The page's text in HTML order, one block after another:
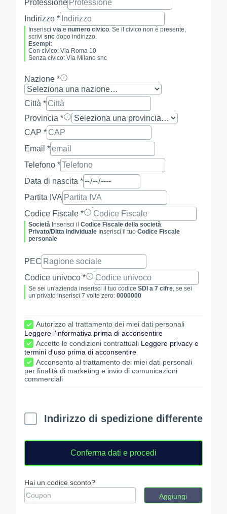
Professione
Indirizzo *
Inserisci via e numero civico. Se il civico non è presente,
scrivi snc dopo indirizzo.
Esempi:
Con civico: Via Roma 10
Senza civico: Via Milano snc
Nazione *
Città *
Provincia *
CAP *
Email *
Telefono *
Data di nascita *
Partita IVA
Codice Fiscale *
Società Inserisci il Codice Fiscale della società.
Privato/Ditta Individuale Inserisci il tuo Codice Fiscale
personale
PEC
Codice univoco *
Se sei un'azienda inserisci il tuo codice SDI a 7 cifre, se sei
un privato inserisci 7 volte zero: 0000000
Autorizzo al trattamento dei miei dati personali
Leggere l'informativa prima di acconsentire
Accetto le condizioni contrattuali Leggere privacy e
termini d'uso prima di acconsentire
Acconsento al trattamento dei miei dati personali
per finalità di marketing e invio di comunicazioni
commerciali
Indirizzo di spedizione differente
Conferma dati e procedi
Hai un codice sconto?
Aggiungi